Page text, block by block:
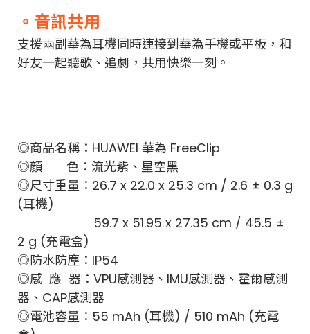
。音訊共用
支援兩副華為耳機同時連接到華為手機或平板，和
好友一起聽歌、追劇，共用快樂一刻。
◎商品名稱：HUAWEI 華為 FreeClip
◎顏 色：流光紫、星空黑
◎尺寸重量：26.7 x 22.0 x 25.3 cm / 2.6 ± 0.3 g
(耳機)
59.7 x 51.95 x 27.35 cm / 45.5 ±
2 g (充電盒)
◎防水防塵：IP54
◎感 應 器：VPU感測器、IMU感測器、霍爾感測
器、CAP感測器
◎電池容量：55 mAh (耳機) / 510 mAh (充電